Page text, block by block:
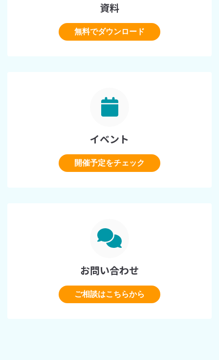
資料
無料でダウンロード
イベント
開催予定をチェック
お問い合わせ
ご相談はこちらから